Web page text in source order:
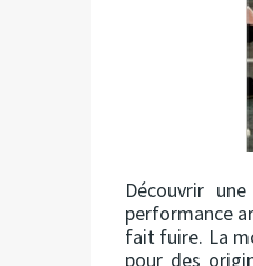
Découvrir
performance
fait fuire. La
pour des